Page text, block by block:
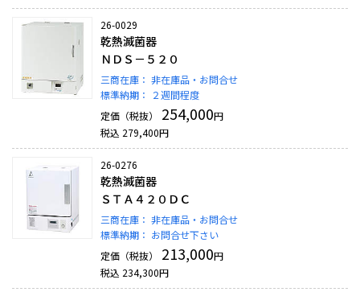
26-0029
乾熱滅菌器
ＮＤＳ－５２０
三商在庫： 非在庫品・お問合せ
標準納期：
２週間程度
定価（税抜）
254,000円
税込 279,400円
26-0276
乾熱滅菌器
ＳＴＡ４２０ＤＣ
三商在庫： 非在庫品・お問合せ
標準納期： お問合せ下さい
定価（税抜）
213,000円
税込 234,300円